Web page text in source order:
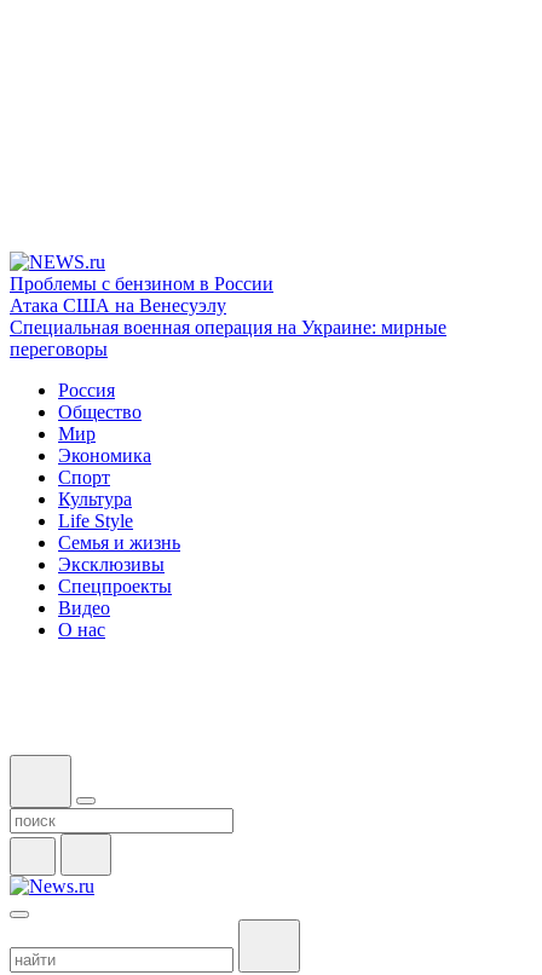
Проблемы с бензином в России
Атака США на Венесуэлу
Специальная военная операция на Украине: мирные
переговоры
Россия
Общество
Мир
Экономика
Спорт
Культура
Life Style
Семья и жизнь
Эксклюзивы
Спецпроекты
Видео
О нас